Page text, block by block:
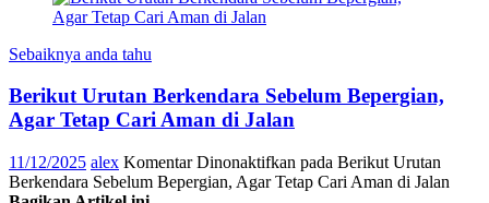
Sebaiknya anda tahu
Berikut Urutan Berkendara Sebelum Bepergian,
Agar Tetap Cari Aman di Jalan
11/12/2025 alex Komentar Dinonaktifkan pada Berikut Urutan
Berkendara Sebelum Bepergian, Agar Tetap Cari Aman di Jalan